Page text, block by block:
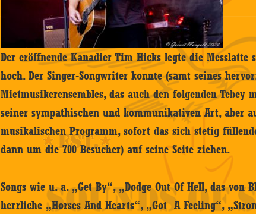
Der eröffnende Kanadier Tim Hicks legte die Messlatte
hoch. Der Singer-Songwriter konnte (samt seines
Mietmusikerensembles, das auch den folgenden Tebey
seiner sympathischen und kommunikativen Art, aber
musikalischen Programm, sofort das sich stetig
dann um die 700 Besucher) auf seine Seite ziehen.
Songs wie u. a. „Get By“, „Dodge Out Of Hell, das von
herrliche „Horses And Hearts“, „Got A Feeling“,